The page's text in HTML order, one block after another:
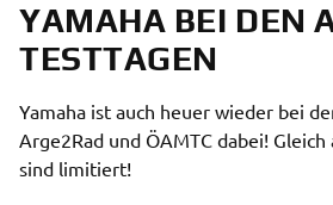
YAMAHA BEI DEN
TESTTAGEN
Yamaha ist auch heuer wieder bei
Arge2Rad und ÖAMTC dabei!
sind limitiert!